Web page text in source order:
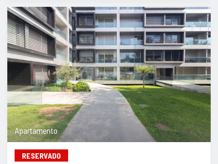
Apartamento
RESERVADO